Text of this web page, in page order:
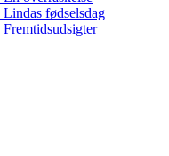
fødselsdag